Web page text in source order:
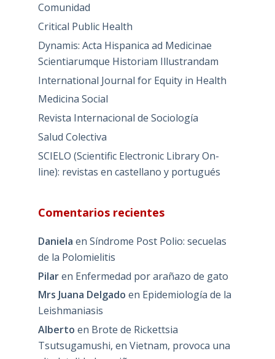
Comunidad
Critical Public Health
Dynamis: Acta Hispanica ad Medicinae
Scientiarumque Historiam Illustrandam
International Journal for Equity in Health
Medicina Social
Revista Internacional de Sociología
Salud Colectiva
SCIELO (Scientific Electronic Library On-
line): revistas en castellano y portugués
Comentarios recientes
Daniela en Síndrome Post Polio: secuelas
de la Polomielitis
Pilaren Enfermedad por arañazo de gato
Mrs Juana Delgado en Epidemiología de la
Leishmaniasis
Alberto en Brote de Rickettsia
Tsutsugamushi, en Vietnam, provoca una